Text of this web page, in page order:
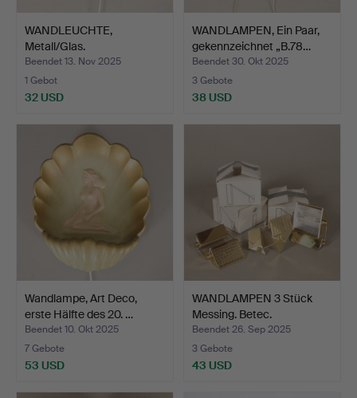
WANDLEUCHTE,
Metall/Glas.
Beendet 13. Nov 2025
1 Gebot
32 USD
WANDLAMPEN, Ein Paar,
gekennzeichnet „B.78…
Beendet 30. Okt 2025
3 Gebote
38 USD
Wandlampe, Art Deco,
erste Hälfte des 20. …
Beendet 10. Okt 2025
7 Gebote
53 USD
WANDLAMPEN 3 Stück
Messing. Betec.
Beendet 26. Sep 2025
3 Gebote
43 USD